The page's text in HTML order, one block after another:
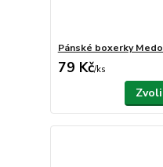
Pánské boxerky
79 Kč/ks